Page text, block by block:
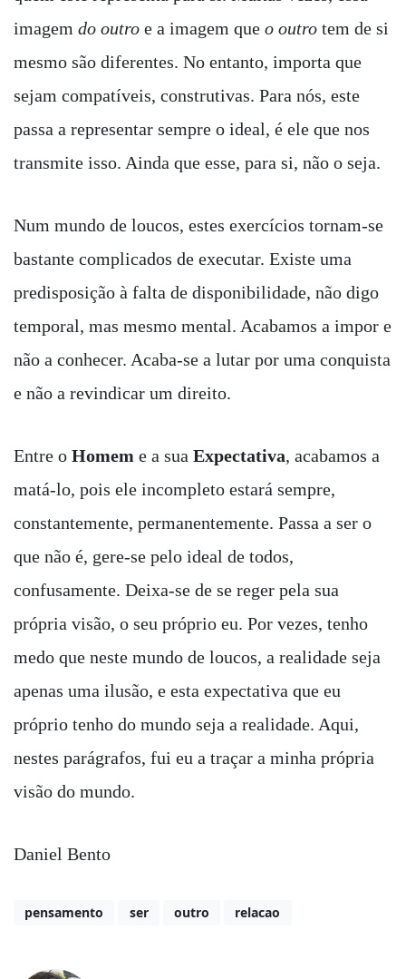
imagem do outro e a imagem que o outro tem de si
mesmo são diferentes. No entanto, importa que
sejam compatíveis, construtivas. Para nós, este
passa a representar sempre o ideal, é ele que nos
transmite isso. Ainda que esse, para si, não o seja.
Num mundo de loucos, estes exercícios tornam-se
bastante complicados de executar. Existe uma
predisposição à falta de disponibilidade, não digo
temporal, mas mesmo mental. Acabamos a impor e
não a conhecer. Acaba-se a lutar por uma conquista
e não a revindicar um direito.
Entre o Homem e a sua Expectativa, acabamos a
matá-lo, pois ele incompleto estará sempre,
constantemente, permanentemente. Passa a ser o
que não é, gere-se pelo ideal de todos,
confusamente. Deixa-se de se reger pela sua
própria visão, o seu próprio eu. Por vezes, tenho
medo que neste mundo de loucos, a realidade seja
apenas uma ilusão, e esta expectativa que eu
próprio tenho do mundo seja a realidade. Aqui,
nestes parágrafos, fui eu a traçar a minha própria
visão do mundo.
Daniel Bento
pensamento ser outro relacao